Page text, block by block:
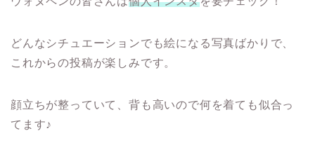
どんなシチュエーションでも絵になる写真ばかりで、
これからの投稿が楽しみです。
顔立ちが整っていて、背も高いので何を着ても似合っ
てます♪